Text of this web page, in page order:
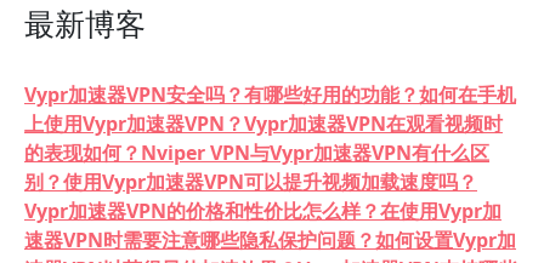
最新博客
Vypr加速器VPN安全吗？有哪些好用的功能？如何在手机
上使用Vypr加速器VPN？Vypr加速器VPN在观看视频时
的表现如何？Nviper VPN与Vypr加速器VPN有什么区
别？使用Vypr加速器VPN可以提升视频加载速度吗？
Vypr加速器VPN的价格和性价比怎么样？在使用Vypr加
速器VPN时需要注意哪些隐私保护问题？如何设置Vypr加